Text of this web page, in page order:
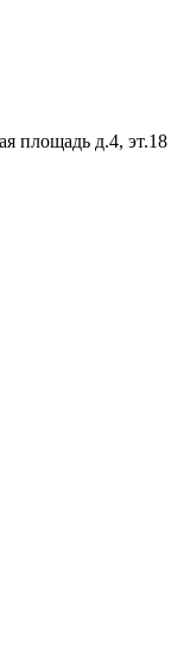
площадь д.4, эт.18